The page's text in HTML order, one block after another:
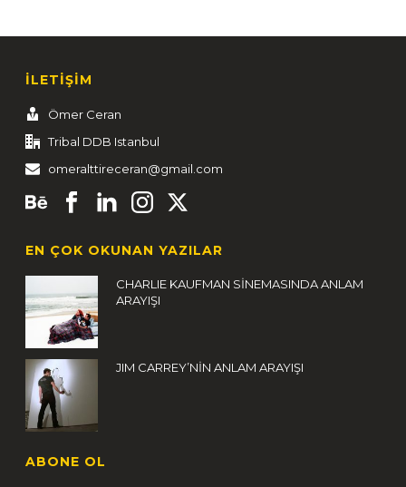
İLETİŞİM
Ömer Ceran
Tribal DDB Istanbul
omeralttireceran@gmail.com
EN ÇOK OKUNAN YAZILAR
CHARLIE KAUFMAN SİNEMASINDA ANLAM
ARAYIŞI
JIM CARREY’NİN ANLAM ARAYIŞI
ABONE OL